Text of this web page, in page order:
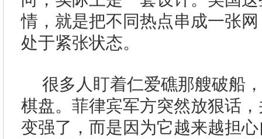
情，就是把不同热点串成一张
处于紧张状态。
很多人盯着仁爱礁那艘破船
棋盘。菲律宾军方突然放狠话
变强了，而是因为它越来越担